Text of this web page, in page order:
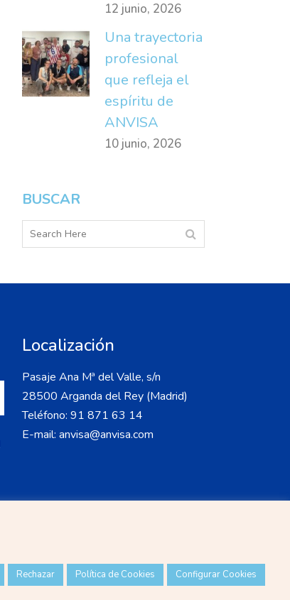
12 junio, 2026
Una trayectoria
profesional
que refleja el
espíritu de
ANVISA
10 junio, 2026
BUSCAR
Localización
Pasaje Ana Mª del Valle, s/n
28500 Arganda del Rey (Madrid)
Teléfono: 91 871 63 14
E-mail: anvisa@anvisa.com
Rechazar Política de Cookies Configurar Cookies